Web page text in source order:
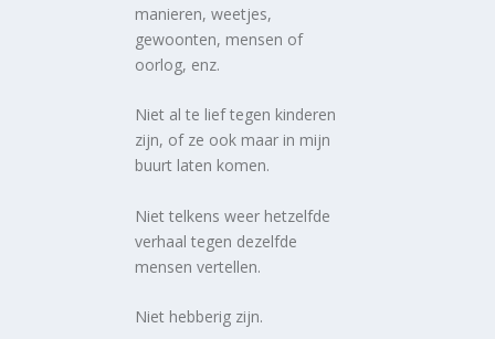
manieren, weetjes,
gewoonten, mensen of
oorlog, enz.
Niet al te lief tegen kinderen
zijn, of ze ook maar in mijn
buurt laten komen.
Niet telkens weer hetzelfde
verhaal tegen dezelfde
mensen vertellen.
Niet hebberig zijn.